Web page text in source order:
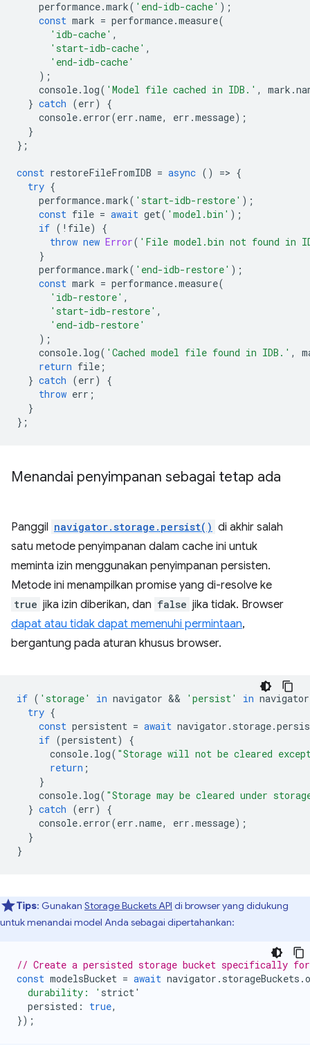
performance.mark( 'end-idb-cache' );
const mark = performance.measure(
'idb-cache' ,
'start-idb-cache' ,
'end-idb-cache'
);
console. log( 'Model file cached in IDB.' , mark .
} catch (err)
{
console. error(err .name, err .message);
}
};
const restoreFileFromIDB = async () => {
try {
performance.mark( 'start-idb-restore' );
const file = await get( 'model.bin' );
if ( ! file)
{
throw new Error( 'File model.bin not found in
}
performance.mark( 'end-idb-restore' );
const mark = performance.measure(
'idb-restore' ,
'start-idb-restore' ,
'end-idb-restore'
);
console. log( 'Cached model file found in IDB.' ,
return file ;
} catch (err)
{
throw err ;
}
};
Menandai penyimpanan sebagai tetap ada
Panggil navigator.storage.persist() di akhir salah
satu metode penyimpanan dalam cache ini untuk
meminta izin menggunakan penyimpanan persisten.
Metode ini menampilkan promise yang di-resolve ke
true jika izin diberikan, dan false jika tidak. Browser
dapat atau tidak dapat memenuhi permintaan,
bergantung pada aturan khusus browser.
if ( 'storage' in navigator && 'persist' in navigator
try {
const persistent = await navigator . storage.
if (persistent)
{
console. log( "Storage will not be cleared
return ;
}
console. log( "Storage may be cleared under
} catch (err)
{
console. error(err .name, err .message);
}
}
Tips: Gunakan Storage Buckets API di browser yang didukung
untuk menandai model Anda sebagai dipertahankan:
// Create a persisted storage bucket specifically for
const modelsBucket = await navigator . storageBuckets .
  durability: '
strict'
persisted : true,
});